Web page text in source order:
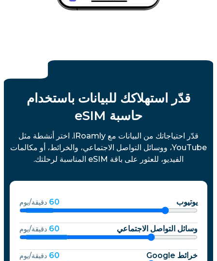
قدّر استهلاكك للبيانات باستخدام
حاسبة eSIM
قدّر احتياجاتك من البيانات مع iRoamly. اختر أنشطة مثل
YouTube، ووسائل التواصل الاجتماعي، والخرائط، أو مكالمات
الفيديو، للعثور على باقة eSIM المناسبة لرحلتك.
يوتيوب 60 دقيقة/يوم
وسائل التواصل الاجتماعي 60 دقيقة/يوم
خرائط Google 60 دقيقة/يوم